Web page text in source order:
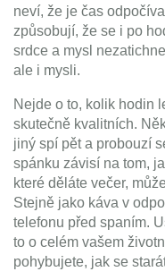
neví, že je čas
způsobují, že se i po
srdce a mysl
ale i mysli.
Nejde o to, kolik hodin
skutečně kvalitních.
jiný spí pět a probouzí
spánku závisí na tom,
které děláte večer,
Stejně jako káva v
telefonu před spaním.
to o celém vašem
pohybujete, jak se